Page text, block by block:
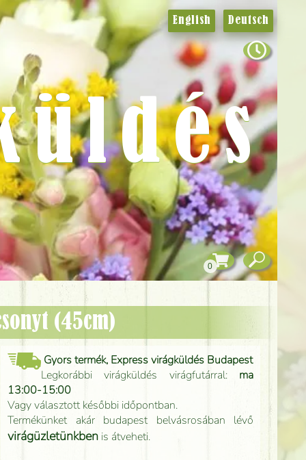
(45cm)
Gyors termék, Express virágküldés Budapest
Legkorábbi virágküldés virágfutárral: ma
13:00-15:00
Vagy választott későbbi időpontban.
Termékünket akár budapest belvásrosában lévő
virágüzletünkben is átveheti.
English Deutsch
0